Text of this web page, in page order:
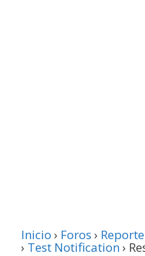
Inicio › Foros ›
› Test Notification›